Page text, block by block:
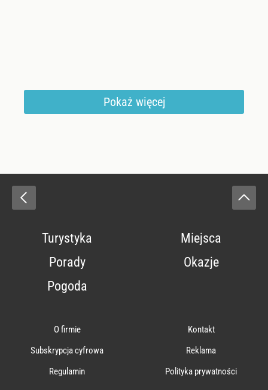
Pokaż więcej
Turystyka
Miejsca
Porady
Okazje
Pogoda
O firmie
Kontakt
Subskrypcja cyfrowa
Reklama
Regulamin
Polityka prywatności